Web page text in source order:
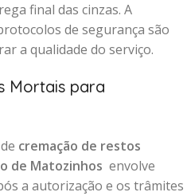
final das cinzas. A
de segurança são
a qualidade do serviço.
Mortais para
cremação de restos
de Matozinhos envolve
a autorização e os trâmites